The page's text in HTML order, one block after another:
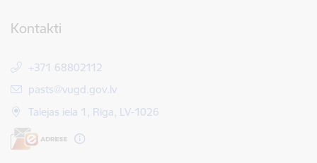
Kontakti
+371 68802112
E-pasts:
pasts@vugd.gov.lv
Talejas iela 1, Rīga, LV-1026